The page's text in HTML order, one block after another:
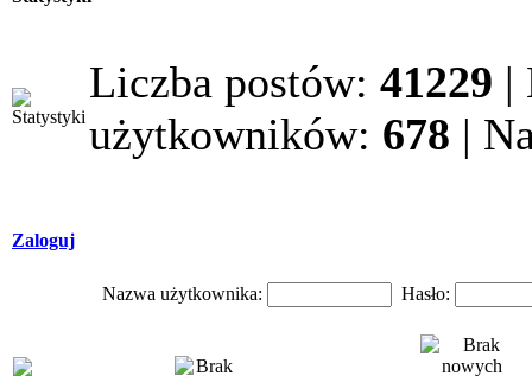
Liczba postów: 41229 |
użytkowników: 678 |
Zaloguj
Nazwa użytkownika: Hasło: